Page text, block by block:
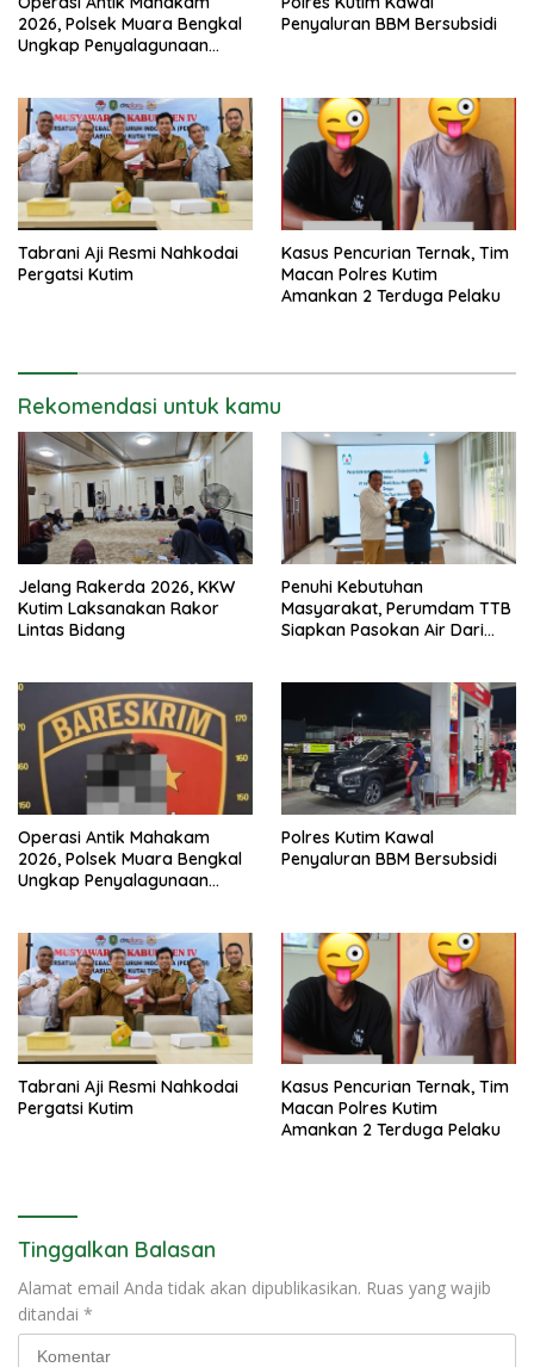
2026, Polsek Muara Bengkal
Ungkap Penyalagunaan
Penyaluran BBM Bersubsidi
Tabrani Aji Resmi Nahkodai
Pergatsi Kutim
Kasus Pencurian Ternak, Tim
Macan Polres Kutim
Amankan 2 Terduga Pelaku
Rekomendasi untuk kamu
Jelang Rakerda 2026, KKW
Kutim Laksanakan Rakor
Lintas Bidang
Penuhi Kebutuhan
Masyarakat, Perumdam TTB
Siapkan Pasokan Air Dari
Operasi Antik Mahakam
2026, Polsek Muara Bengkal
Ungkap Penyalagunaan
Polres Kutim Kawal
Penyaluran BBM Bersubsidi
Tabrani Aji Resmi Nahkodai
Pergatsi Kutim
Kasus Pencurian Ternak, Tim
Macan Polres Kutim
Amankan 2 Terduga Pelaku
Tinggalkan Balasan
Alamat email Anda tidak akan dipublikasikan. Ruas yang wajib
ditandai *